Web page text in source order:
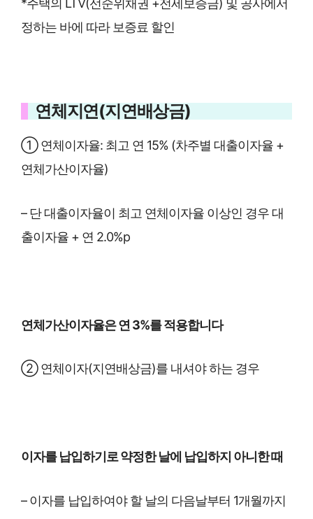
정하는 바에 따라 보증료 할인
연체지연(지연배상금)
① 연체이자율: 최고 연 15% (차주별 대출이자율 +
연체가산이자율)
– 단 대출이자율이 최고 연체이자율 이상인 경우 대
출이자율 + 연 2.0%p
연체가산이자율은 연 3%를 적용합니다
② 연체이자(지연배상금)를 내셔야 하는 경우
이자를 납입하기로 약정한 날에 납입하지 아니한 때
– 이자를 납입하여야 할 날의 다음날부터 1개월까지